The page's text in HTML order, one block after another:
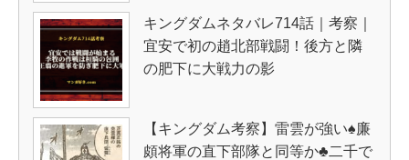
キングダムネタバレ714話｜考察｜
宜安で初の趙北部戦闘！後方と隣
の肥下に大戦力の影
【キングダム考察】雷雲が強い♠廉
頗将軍の直下部隊と同等か♣二千で